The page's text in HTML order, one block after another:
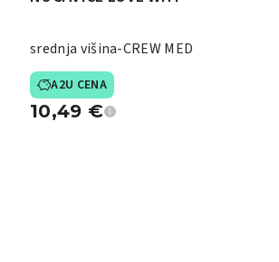
srednja višina-CREW MED
A2U CENA
10,49 €